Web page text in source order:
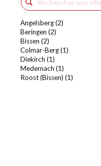
Angelsberg (2)
Beringen (2)
Bissen (2)
Colmar-Berg (1)
Diekirch (1)
Medernach (1)
Roost (Bissen) (1)